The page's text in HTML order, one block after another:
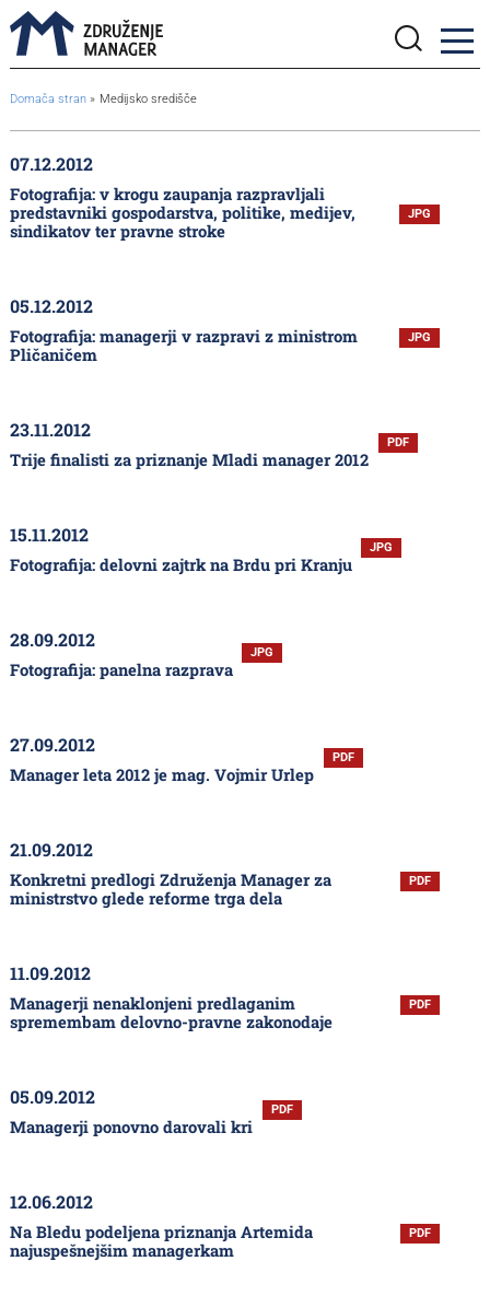
BreadcrumbsTemplate.TITLE_A11Y
Domača stran Medijsko središče
07.12.2012
Fotografija: v krogu zaupanja razpravljali
predstavniki gospodarstva, politike, medijev,
sindikatov ter pravne stroke
JPG
05.12.2012
Fotografija: managerji v razpravi z ministrom
Pličaničem
JPG
23.11.2012
Trije finalisti za priznanje Mladi manager 2012
PDF
15.11.2012
Fotografija: delovni zajtrk na Brdu pri Kranju
JPG
28.09.2012
Fotografija: panelna razprava
JPG
27.09.2012
Manager leta 2012 je mag. Vojmir Urlep
PDF
21.09.2012
Konkretni predlogi Združenja Manager za
ministrstvo glede reforme trga dela
PDF
11.09.2012
Managerji nenaklonjeni predlaganim
spremembam delovno-pravne zakonodaje
PDF
05.09.2012
Managerji ponovno darovali kri
PDF
12.06.2012
Na Bledu podeljena priznanja Artemida
najuspešnejšim managerkam
PDF